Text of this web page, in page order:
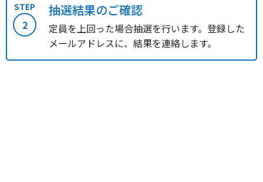
STEP
2
抽選結果のご確認
定員を上回った場合抽選を行います。登録した
メールアドレスに、結果を連絡します。